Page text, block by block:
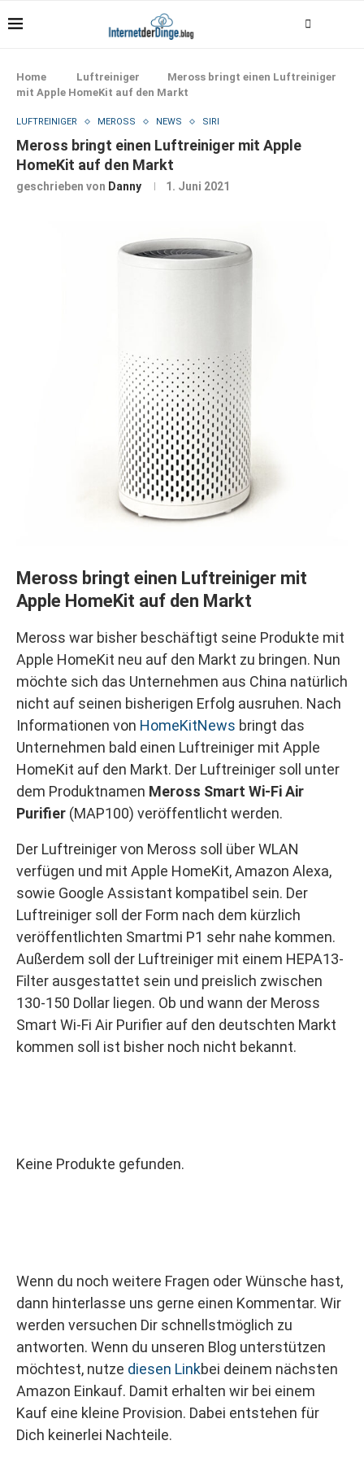
Home Luftreiniger
Meross bringt einen Luftreiniger
mit Apple HomeKit auf den Markt
LUFTREINIGER MEROSS NEWS SIRI
Meross bringt einen Luftreiniger mit Apple
HomeKit auf den Markt
geschrieben von Danny 1. Juni 2021
Meross bringt einen Luftreiniger mit
Apple HomeKit auf den Markt
Meross war bisher beschäftigt seine Produkte mit
Apple HomeKit neu auf den Markt zu bringen. Nun
möchte sich das Unternehmen aus China natürlich
nicht auf seinen bisherigen Erfolg ausruhen. Nach
Informationen von HomeKitNews bringt das
Unternehmen bald einen Luftreiniger mit Apple
HomeKit auf den Markt. Der Luftreiniger soll unter
dem Produktnamen Meross Smart Wi-Fi Air
Purifier (MAP100) veröffentlicht werden.
Der Luftreiniger von Meross soll über WLAN
verfügen und mit Apple HomeKit, Amazon Alexa,
sowie Google Assistant kompatibel sein. Der
Luftreiniger soll der Form nach dem kürzlich
veröffentlichten Smartmi P1 sehr nahe kommen.
Außerdem soll der Luftreiniger mit einem HEPA13-
Filter ausgestattet sein und preislich zwischen
130-150 Dollar liegen. Ob und wann der Meross
Smart Wi-Fi Air Purifier auf den deutschten Markt
kommen soll ist bisher noch nicht bekannt.
Keine Produkte gefunden.
Wenn du noch weitere Fragen oder Wünsche hast,
dann hinterlasse uns gerne einen Kommentar. Wir
werden versuchen Dir schnellstmöglich zu
antworten. Wenn du unseren Blog unterstützen
möchtest, nutze diesen Linkbei deinem nächsten
Amazon Einkauf. Damit erhalten wir bei einem
Kauf eine kleine Provision. Dabei entstehen für
Dich keinerlei Nachteile.